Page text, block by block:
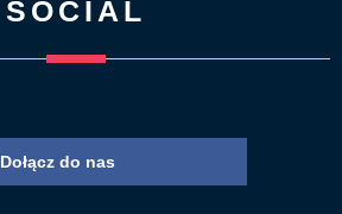
SOCIAL
Dołącz do nas